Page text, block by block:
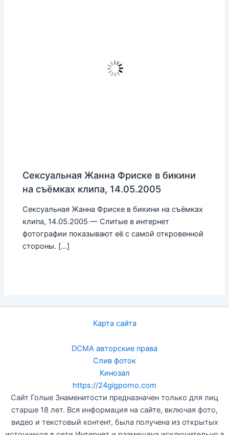
Сексуальная Жанна Фриске в бикини
на съёмках клипа, 14.05.2005
Сексуальная Жанна Фриске в бикини на съёмках
клипа, 14.05.2005 — Слитые в интернет
фотографии показывают её с самой откровенной
стороны. […]
Карта сайта
DCMA авторские права
Слив фоток
Кинозал
https://24gigporno.com
Сайт Голые Знаменитости предназначен только для лиц
старше 18 лет. Вся информация на сайте, включая фото,
видео и текстовый контент, была получена из открытых